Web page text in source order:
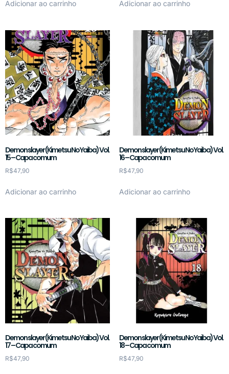
Adicionar ao carrinho Adicionar ao carrinho
Demon slayer (Kimetsu No Yaiba) Vol.
15 – Capa comum
R$47,90
Adicionar ao carrinho
Demon slayer (Kimetsu No Yaiba) Vol.
16 – Capa comum
R$47,90
Adicionar ao carrinho
Demon slayer (Kimetsu No Yaiba) Vol.
17 – Capa comum
R$47,90
Demon slayer (Kimetsu No Yaiba) Vol.
18 – Capa comum
R$47,90